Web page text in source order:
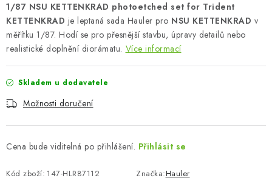
1/87 NSU KETTENKRAD photoetched set for Trident
KETTENKRAD je leptaná sada Hauler pro NSU KETTENKRAD v
měřítku 1/87. Hodí se pro přesnější stavbu, úpravy detailů nebo
realistické doplnění diorámatu. Více informací
Skladem u dodavatele
Možnosti doručení
Cena bude viditelná po přihlášení. Přihlásit se
Kód zboží: 147-HLR87112 Značka:Hauler